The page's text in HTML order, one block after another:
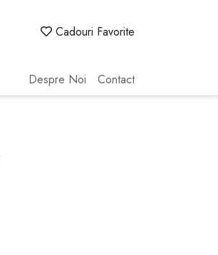
Cadouri Favorite
Despre Noi Contact